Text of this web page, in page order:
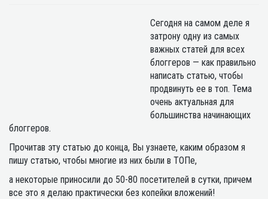
Сегодня на самом деле я
затрону одну из самых
важных статей для всех
блоггеров — как правильно
написать статью, чтобы
продвинуть ее в топ. Тема
очень актуальная для
большинства начинающих
блоггеров.
Прочитав эту статью до конца, Вы узнаете, каким образом я
пишу статью, чтобы многие из них были в ТОПе,
а некоторые приносили до 50-80 посетителей в сутки, причем
все это я делаю практически без копейки вложений!